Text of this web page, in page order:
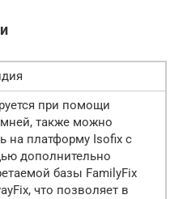
при помощи
также можно
на платформу Isofix с
дополнительно
базы FamilyFix
что позволяет в